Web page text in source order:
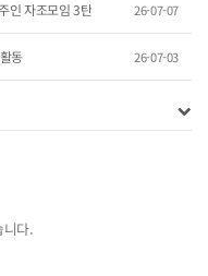
인 자조모임 3탄 26-07-07
동 26-07-03
니다.